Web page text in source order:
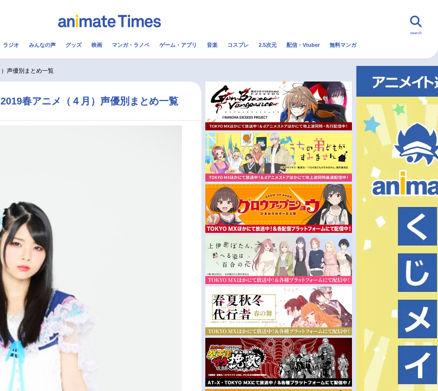
コスプレ 2.5次元 配信・Vtuber トレンド 無料マンガ
アニメ映画一覧 今期アニメ曜日別一覧 秋アニメ
冬アニメ
search
ラジオ みんなの声 グッズ 映画 マンガ・ラノベ ゲーム・アプリ 音楽 コスプレ 2.5次元 配信・Vtuber 無料マンガ
声優別まとめ一覧
春アニメ（４月）声優別まとめ一覧